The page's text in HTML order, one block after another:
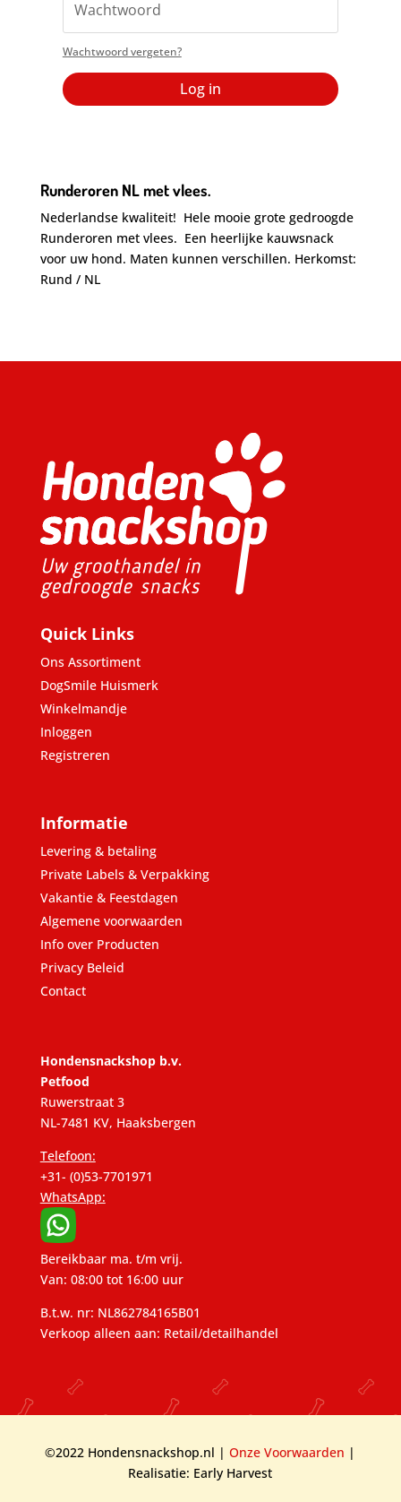
Wachtwoord vergeten?
Log in
Runderoren NL met vlees.
Nederlandse kwaliteit! Hele mooie grote gedroogde
Runderoren met vlees. Een heerlijke kauwsnack
voor uw hond. Maten kunnen verschillen. Herkomst:
Rund / NL
Quick Links
Ons Assortiment
DogSmile Huismerk
Winkelmandje
Inloggen
Registreren
Informatie
Levering & betaling
Private Labels & Verpakking
Vakantie & Feestdagen
Algemene voorwaarden
Info over Producten
Privacy Beleid
Contact
Hondensnackshop b.v.
Petfood
Ruwerstraat 3
NL-7481 KV, Haaksbergen
Telefoon:
+31- (0)53-7701971
WhatsApp:
Bereikbaar ma. t/m vrij.
Van: 08:00 tot 16:00 uur
B.t.w. nr: NL862784165B01
Verkoop alleen aan: Retail/detailhandel
©2022 Hondensnackshop.nl |Onze Voorwaarden |
Realisatie: Early Harvest